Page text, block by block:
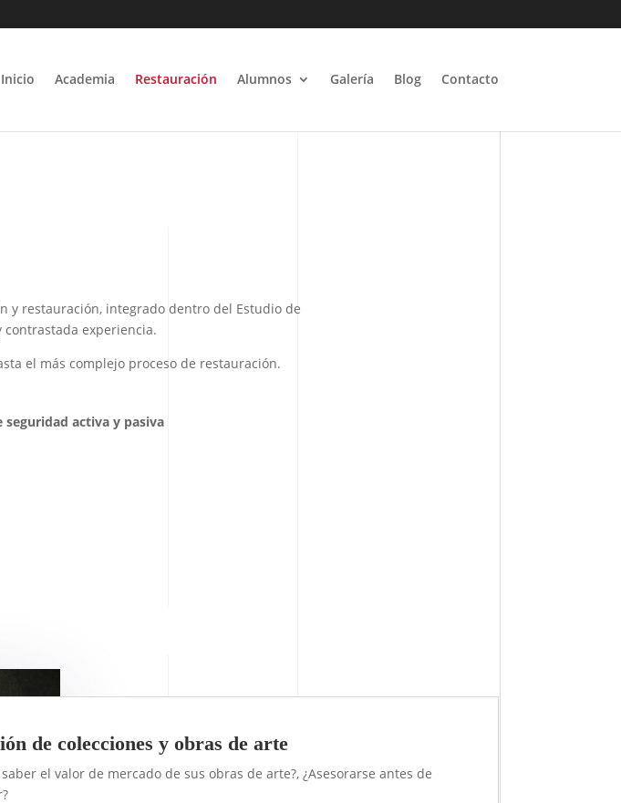
Inicio Academia Restauración Alumnos Galería Blog Contacto
y restauración, integrado dentro del Estudio de
contrastada experiencia.
el más complejo proceso de restauración.
seguridad activa y pasiva
de colecciones y obras de arte
el valor de mercado de sus obras de arte?, ¿Asesorarse antes de